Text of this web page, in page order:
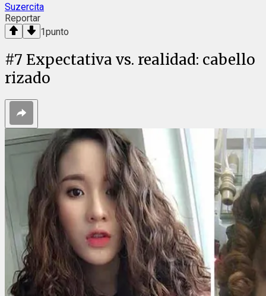
Suzercita
Reportar
1punto
#7 Expectativa vs. realidad: cabello
rizado